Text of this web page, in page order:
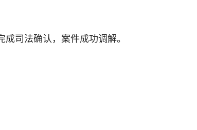
司法确认，案件成功调解。